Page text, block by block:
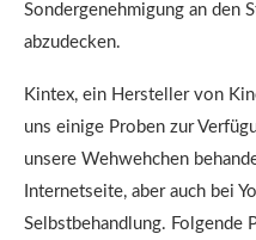
Sondergenehmigung an den
abzudecken.
Kintex, ein Hersteller von
uns einige Proben zur
unsere Wehwehchen
Internetseite, aber auch bei
Selbstbehandlung. Folgende